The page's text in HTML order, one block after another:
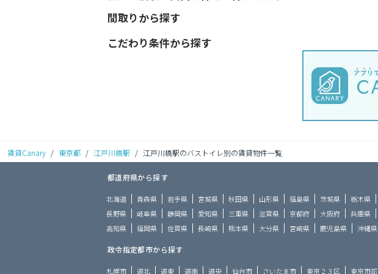
間取りから探す
こだわり条件から探す
賃貸Canary / 東京都 / 江戸川橋駅 / 江戸川橋駅のバストイレ別の賃貸物件一覧
都道府県から探す
北海道 青森県 岩手県 宮城県 秋田県 山形県 福島県 茨城県 栃木県
長野県
岐阜県 静岡県 愛知県 三重県 滋賀県 京都府 大阪府 兵庫県
高知県
福岡県 佐賀県 長崎県 熊本県 大分県 宮崎県 鹿児島県 沖縄県
政令指定都市から探す
札幌市 道北 道東 道南 道央 仙台市 さいたま市 東京２３区 東京市部